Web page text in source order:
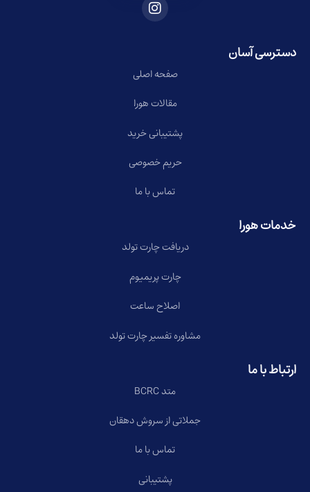
دسترسی آسان
صفحه اصلی
مقالات هورا
پشتیبانی خرید
حریم خصوصی
تماس با ما
خدمات هورا
دریافت چارت تولد
چارت پریمیوم
اصلاح ساعت
مشاوره تفسیر چارت تولد
ارتباط با ما
متد BCRC
جملاتی از سروش دهقان
تماس با ما
پشتیبانی